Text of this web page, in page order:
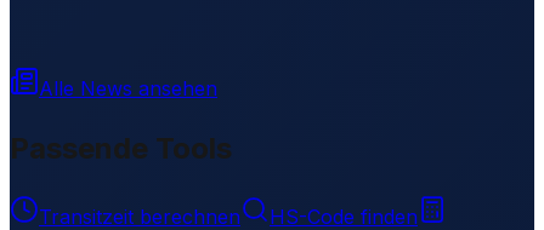
Alle News ansehen
Passende Tools
Transitzeit berechnen
HS-Code finden